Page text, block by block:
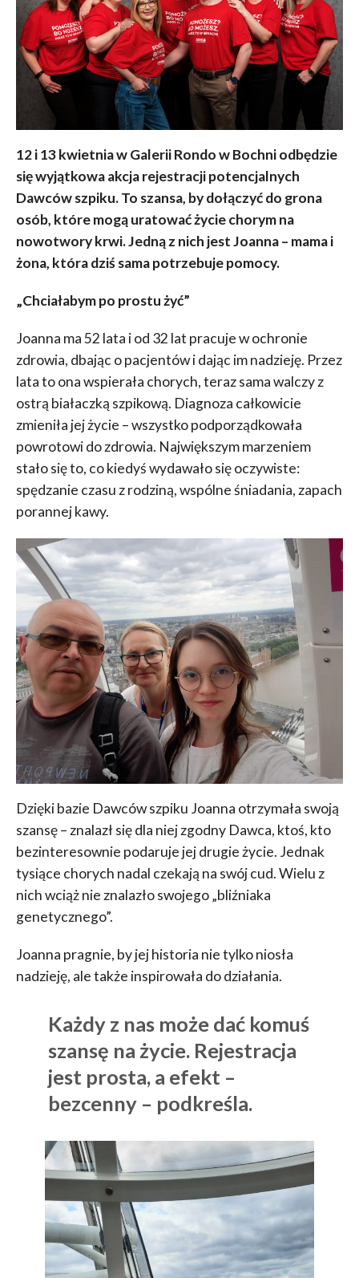
12 i 13 kwietnia w Galerii Rondo w Bochni odbędzie
się wyjątkowa akcja rejestracji potencjalnych
Dawców szpiku. To szansa, by dołączyć do grona
osób, które mogą uratować życie chorym na
nowotwory krwi. Jedną z nich jest Joanna – mama i
żona, która dziś sama potrzebuje pomocy.
„Chciałabym po prostu żyć”
Joanna ma 52 lata i od 32 lat pracuje w ochronie
zdrowia, dbając o pacjentów i dając im nadzieję. Przez
lata to ona wspierała chorych, teraz sama walczy z
ostrą białaczką szpikową. Diagnoza całkowicie
zmieniła jej życie – wszystko podporządkowała
powrotowi do zdrowia. Największym marzeniem
stało się to, co kiedyś wydawało się oczywiste:
spędzanie czasu z rodziną, wspólne śniadania, zapach
porannej kawy.
Dzięki bazie Dawców szpiku Joanna otrzymała swoją
szansę – znalazł się dla niej zgodny Dawca, ktoś, kto
bezinteresownie podaruje jej drugie życie. Jednak
tysiące chorych nadal czekają na swój cud. Wielu z
nich wciąż nie znalazło swojego „bliźniaka
genetycznego”.
Joanna pragnie, by jej historia nie tylko niosła
nadzieję, ale także inspirowała do działania.
Każdy z nas może dać komuś
szansę na życie. Rejestracja
jest prosta, a efekt –
bezcenny – podkreśla.